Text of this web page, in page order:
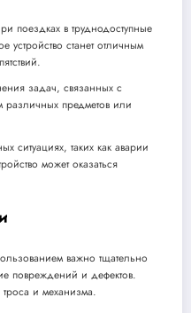
поездках в труднодоступные
станет отличным
задач, связанных с
различных предметов или
ситуациях, таких как аварии
может оказаться
важно тщательно
повреждений и дефектов.
и механизма.